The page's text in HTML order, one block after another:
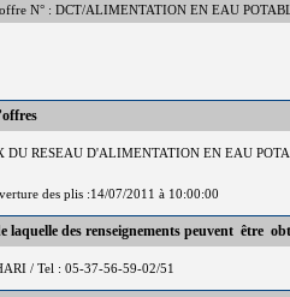
N° : DCT/ALIMENTATION EN EAU
DU RESEAU D'ALIMENTATION EN EAU
des plis :14/07/2011 à 10:00:00
laquelle des renseignements peuvent être
/ Tel : 05-37-56-59-02/51